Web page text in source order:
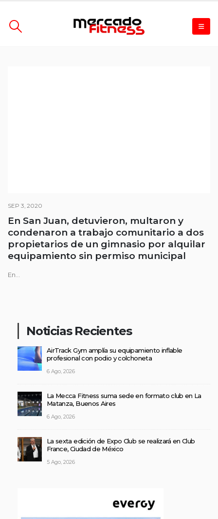
SEP 3, 2020
En San Juan, detuvieron, multaron y
condenaron a trabajo comunitario a dos
propietarios de un gimnasio por alquilar
equipamiento sin permiso municipal
En...
Noticias Recientes
AirTrack Gym amplía su equipamiento inflable
profesional con podio y colchoneta
6 Ago, 2026
La Mecca Fitness suma sede en formato club en La
Matanza, Buenos Aires
6 Ago, 2026
La sexta edición de Expo Club se realizará en Club
France, Ciudad de México
5 Ago, 2026